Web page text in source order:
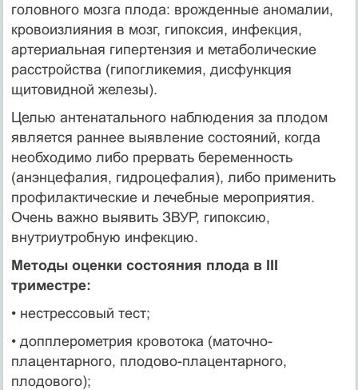
головного мозга плода: врожденные аномалии,
кровоизлияния в мозг, гипоксия, инфекция,
артериальная гипертензия и метаболические
расстройства (гипогликемия, дисфункция
щитовидной железы).
Целью антенатального наблюдения за плодом
является раннее выявление состояний, когда
необходимо либо прервать беременность
(анэнцефалия, гидроцефалия), либо применить
профилактические и лечебные мероприятия.
Очень важно выявить ЗВУР, гипоксию,
внутриутробную инфекцию.
Методы оценки состояния плода в III
триместре:
• нестрессовый тест;
• допплерометрия кровотока (маточно-
плацентарного, плодово-плацентарного,
плодового);